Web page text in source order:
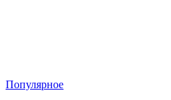
Популярное